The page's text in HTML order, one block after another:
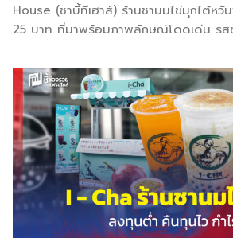
House (ชาบี้ทีเฮาส์) ร้านชานมไข่มุกไต้หวั
25 บาท ที่มาพร้อมภาพลักษณ์โดดเด่น รส
แสนอร่อย ในราคาเข้าถึงง่าย ตอบโจทย์ก
ทำงาน Chaby Tea House (ชาบี้ทีเฮาส์)
ชานมไข่มุกในแบบทั่ว ๆ ไป นอกเหนือจาก
สร้างภาพลักษณืของแบรนด์ให้เป็นที่น่าจด
เห็นต้องสะดุดตา ไม่ว่าจะเป็นการดีไซน์เม
ออกมาได้อย่างน่าสนใจ อีกทั้งวัตถุดิบที่ใช้คั
เลือกกว่า 100 เมนู ราคาจำหน่ายเริ่มต้น
เมนูให้เลือก ดังนี้ ชาใส่นม ชาใส นม บราวน์